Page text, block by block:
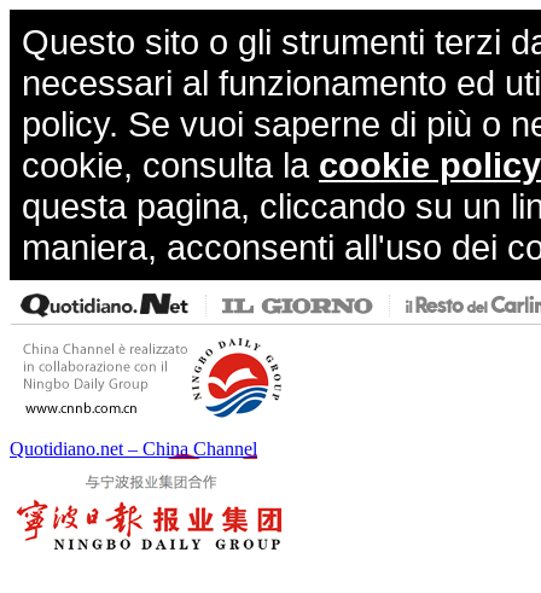
Questo sito o gli strumenti terzi
necessari al funzionamento ed
policy. Se vuoi saperne di più o
cookie, consulta la cookie policy
questa pagina, cliccando su un
maniera, acconsenti all'uso dei
Quotidiano.net – China Channel